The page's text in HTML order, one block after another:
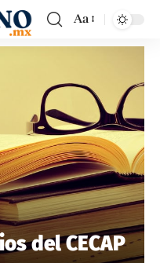
Aa
del CECAP